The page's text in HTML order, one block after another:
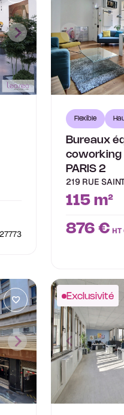
Flexible
Bureaux
coworking
PARIS 2
219 RUE
115 m²
876 €
Exclusivité